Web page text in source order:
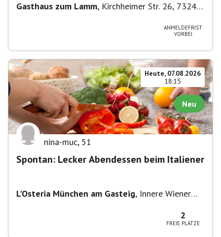
Gasthaus zum Lamm, Kirchheimer Str. 26, 73240
ANMELDEFRIST
VORBEI
Heute, 07.08.2026
18:15
Neu
nina-muc, 51
Spontan: Lecker Abendessen beim Italiener
L'Osteria München am Gasteig, Innere Wiener
2
FREIE PLÄTZE